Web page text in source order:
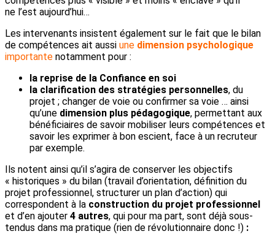
ne l’est aujourd’hui…
Les intervenants insistent également sur le fait que le bilan
de compétences ait aussi une dimension psychologique
importante notamment pour :
la reprise de la Confiance en soi
la clarification des stratégies personnelles, du
projet ; changer de voie ou confirmer sa voie … ainsi
qu’une dimension plus pédagogique, permettant aux
bénéficiaires de savoir mobiliser leurs compétences et
savoir les exprimer à bon escient, face à un recruteur
par exemple.
Ils notent ainsi qu’il s’agira de conserver les objectifs
« historiques » du bilan (travail d’orientation, définition du
projet professionnel, structurer un plan d’action) qui
correspondent à la construction du projet professionnel
et d’en ajouter 4 autres, qui pour ma part, sont déjà sous-
tendus dans ma pratique (rien de révolutionnaire donc !) :